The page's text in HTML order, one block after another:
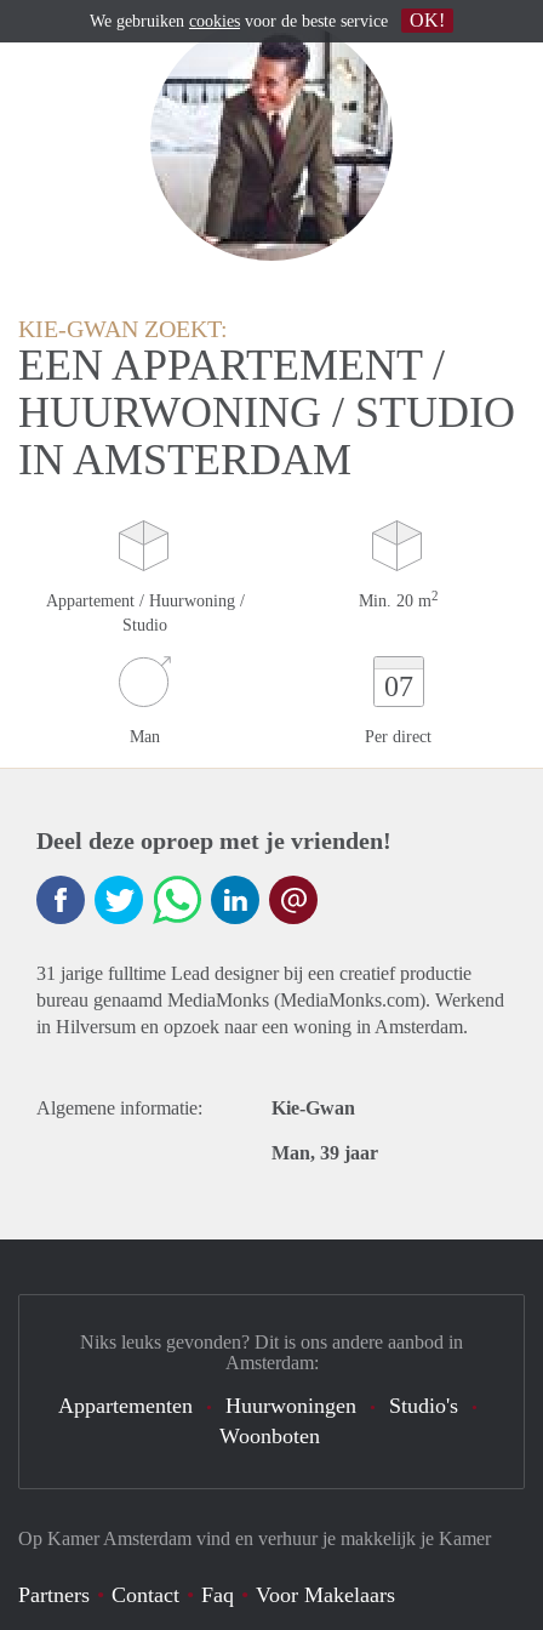
KIE-GWAN ZOEKT:
EEN APPARTEMENT /
HUURWONING / STUDIO
IN AMSTERDAM
Appartement / Huurwoning /
Studio
Min. 20 m2
Man
07
Per direct
Deel deze oproep met je vrienden!
31 jarige fulltime Lead designer bij een creatief productie
bureau genaamd MediaMonks (MediaMonks.com). Werkend
in Hilversum en opzoek naar een woning in Amsterdam.
Algemene informatie: Kie-Gwan
Man, 39 jaar
Op Kamer Amsterdam vind en verhuur je makkelijk je Kamer
Partners Contact Faq Voor Makelaars
Niks leuks gevonden? Dit is ons andere aanbod in
Amsterdam:
Appartementen Huurwoningen
Studio's
Woonboten
We gebruiken cookies voor de beste service OK!